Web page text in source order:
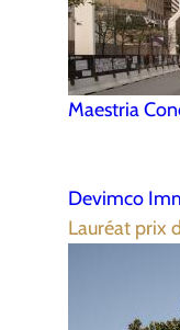
Maestria
Devimco
Lauréat prix